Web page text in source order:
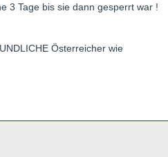
3 Tage bis sie dann gesperrt war !
Österreicher wie